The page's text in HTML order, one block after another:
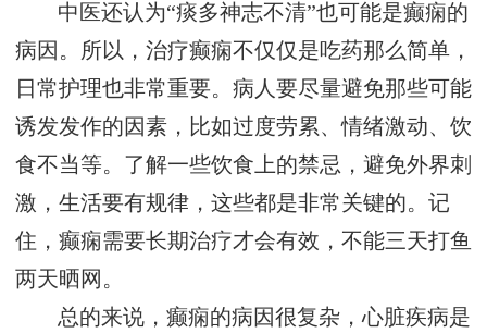
中医还认为“痰多神志不清”也可能是癫痫的
病因。所以，治疗癫痫不仅仅是吃药那么简单，
日常护理也非常重要。病人要尽量避免那些可能
诱发发作的因素，比如过度劳累、情绪激动、饮
食不当等。了解一些饮食上的禁忌，避免外界刺
激，生活要有规律，这些都是非常关键的。记
住，癫痫需要长期治疗才会有效，不能三天打鱼
两天晒网。
总的来说，癫痫的病因很复杂，心脏疾病是